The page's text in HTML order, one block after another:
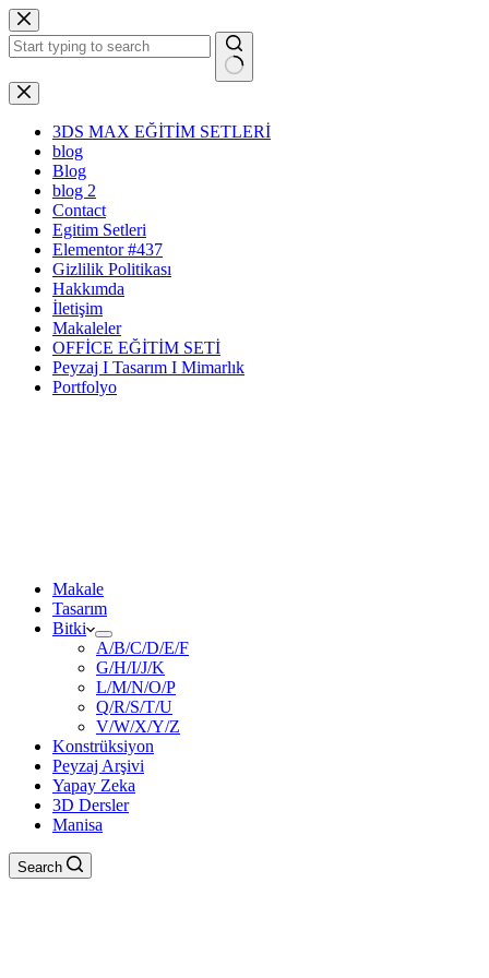
Skip
to
content
No
results
3DS MAX EĞİTİM SETLERİ
blog
Blog
blog 2
Contact
Egitim Setleri
Elementor #437
Gizlilik Politikası
Hakkımda
İletişim
Makaleler
OFFİCE EĞİTİM SETİ
Peyzaj I Tasarım I Mimarlık
Portfolyo
Makale
Tasarım
Bitki
A/B/C/D/E/F
G/H/I/J/K
L/M/N/O/P
Q/R/S/T/U
V/W/X/Y/Z
Konstrüksiyon
Peyzaj Arşivi
Yapay Zeka
3D Dersler
Manisa
Search